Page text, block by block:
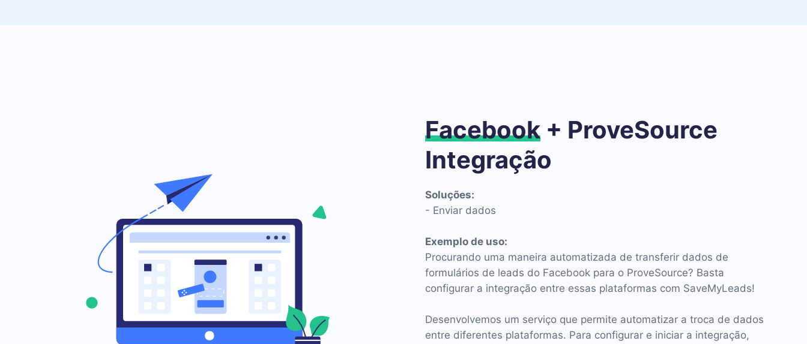
Facebook + ProveSource
Integração
Soluções:
- Enviar dados
Exemplo de uso:
Procurando uma maneira automatizada de transferir dados de
formulários de leads do Facebook para o ProveSource? Basta
configurar a integração entre essas plataformas com SaveMyLeads!
Desenvolvemos um serviço que permite automatizar a troca de dados
entre diferentes plataformas. Para configurar e iniciar a integração,